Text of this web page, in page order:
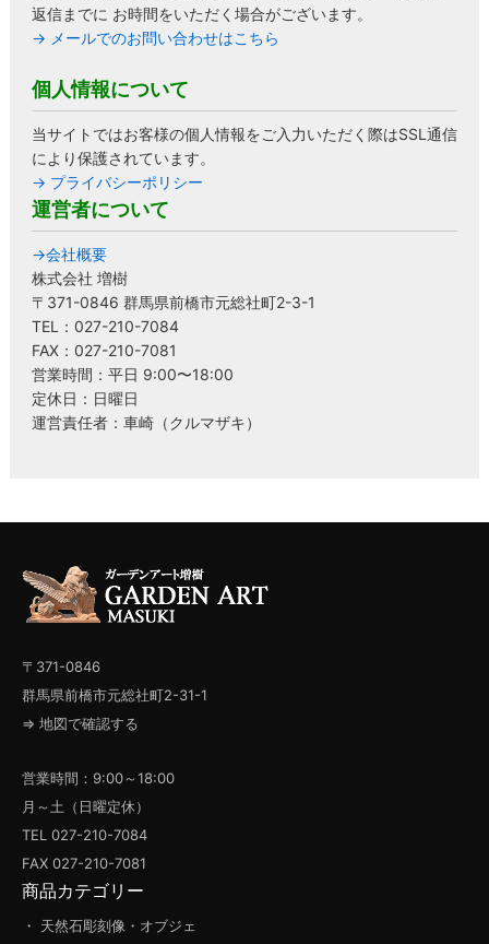
返信までに お時間をいただく場合がございます。
→ メールでのお問い合わせはこちら
個人情報について
当サイトではお客様の個人情報をご入力いただく際はSSL通信
により保護されています。
→ プライバシーポリシー
運営者について
→会社概要
株式会社 増樹
〒371-0846 群馬県前橋市元総社町2-3-1
TEL：027-210-7084
FAX：027-210-7081
営業時間：平日 9:00〜18:00
定休日：日曜日
運営責任者：車崎（クルマザキ）
〒371-0846
群馬県前橋市元総社町2-31-1
⇒ 地図で確認する
営業時間：9:00～18:00
月～土（日曜定休）
TEL 027-210-7084
FAX 027-210-7081
商品カテゴリー
・ 天然石彫刻像・オブジェ